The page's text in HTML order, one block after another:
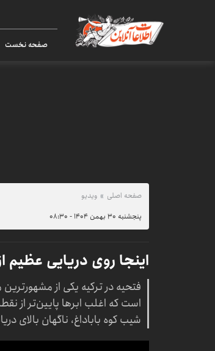
صفحه نخست
صفحه اصلی ویدیو
پنجشنبه ۳۰ بهمن ۱۴۰۴ - ۰۸:۳۰
اینجا روی دریایی عظیم
فتحیه در ترکیه یکی از
است که اغلب ابرها پایین‌تر از
شیب کوه باباداغ، ناگهان بالای